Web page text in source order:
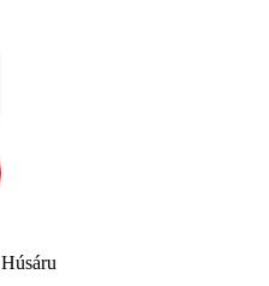
Húsáru